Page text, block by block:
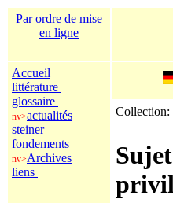
Par ordre de mise
en ligne
Accueil
littérature
glossaire
nv>actualités
steiner
fondements
nv>Archives
liens
Collection: